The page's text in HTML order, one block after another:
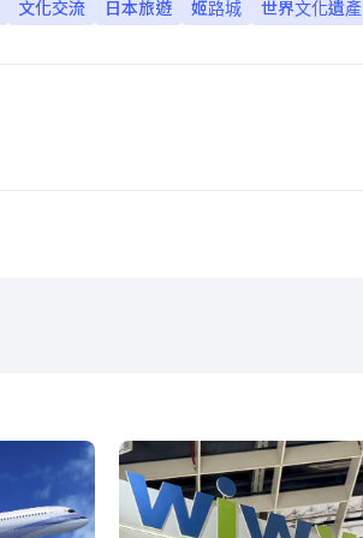
文化交流 日本旅遊 姬路城 世界文化遺產